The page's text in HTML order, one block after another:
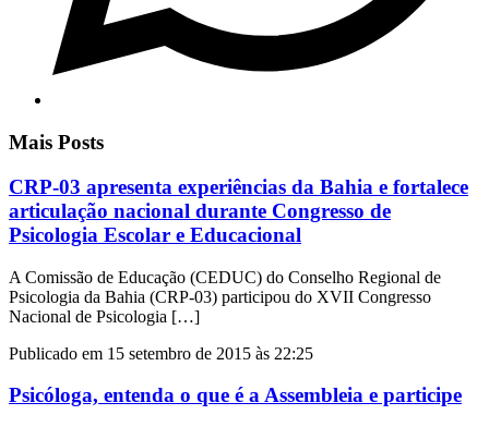
Mais Posts
CRP-03 apresenta experiências da Bahia e fortalece
articulação nacional durante Congresso de
Psicologia Escolar e Educacional
A Comissão de Educação (CEDUC) do Conselho Regional de
Psicologia da Bahia (CRP-03) participou do XVII Congresso
Nacional de Psicologia […]
Publicado em 15 setembro de 2015 às 22:25
Psicóloga, entenda o que é a Assembleia e participe